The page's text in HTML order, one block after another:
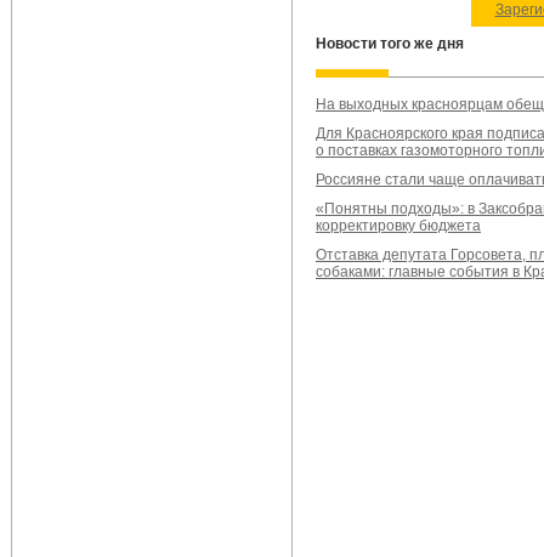
Новости того же дня
На выходных красноярцам
Для Красноярского края
о поставках газомоторного
Россияне стали чаще
«Понятны подходы»: в
корректировку бюджета
Отставка депутата Горсовета,
собаками: главные события в